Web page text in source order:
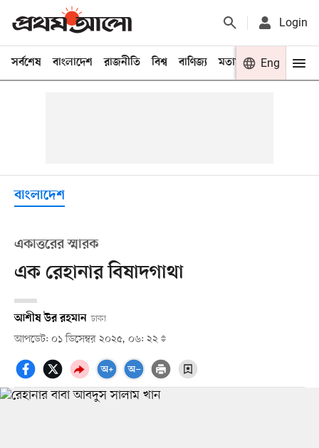
Login
সর্বশেষ বাংলাদেশ রাজনীতি বিশ্ব বাণিজ্য মতামত খেলা
Eng
বাংলাদেশ
একাত্তরের স্মারক
এক রেহানার বিষাদগাথা
আশীষ উর রহমান ঢাকা
আপডেট: ০১ ডিসেম্বর ২০২৫, ০৬: ২২